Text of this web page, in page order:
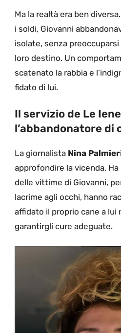
Ma la realtà era ben
i soldi, Giovanni
isolate, senza
loro destino. Un
scatenato la rabbia e
fidato di lui.
Il servizio de Le
l’abbandonatore di
La giornalista Nina
approfondire la vicenda.
delle vittime di Giovanni,
lacrime agli occhi, hanno
affidato il proprio cane a lui
garantirgli cure adeguate.